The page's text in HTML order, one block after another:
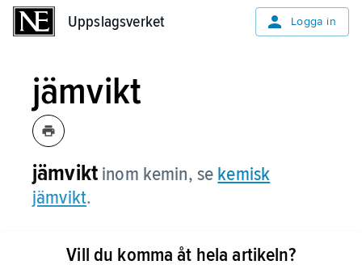
Uppslagsverket Logga in
jämvikt
jämvikt inom kemin, se kemisk
jämvikt.
Vill du komma åt hela artikeln?